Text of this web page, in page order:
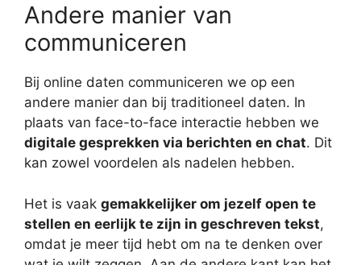
Andere manier van
communiceren
Bij online daten communiceren we op een
andere manier dan bij traditioneel daten. In
plaats van face-to-face interactie hebben we
digitale gesprekken via berichten en chat. Dit
kan zowel voordelen als nadelen hebben.
Het is vaak gemakkelijker om jezelf open te
stellen en eerlijk te zijn in geschreven tekst,
omdat je meer tijd hebt om na te denken over